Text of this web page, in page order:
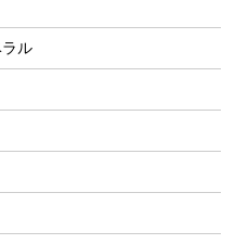
ル